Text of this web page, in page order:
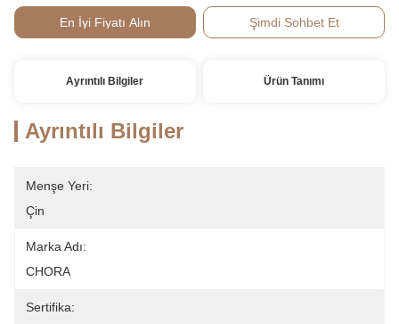
En İyi Fiyatı Alın Şimdi Sohbet Et
Ayrıntılı Bilgiler Ürün Tanımı
Ayrıntılı Bilgiler
Menşe Yeri:
Çin
Marka Adı:
CHORA
Sertifika: